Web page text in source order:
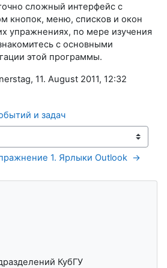
сложный интерфейс с
кнопок, меню, списков и окон
упражнениях, по мере изучения
с основными
этой программы.
11. August 2011, 12:32
и задач
1. Ярлыки Outlook  →
КубГУ